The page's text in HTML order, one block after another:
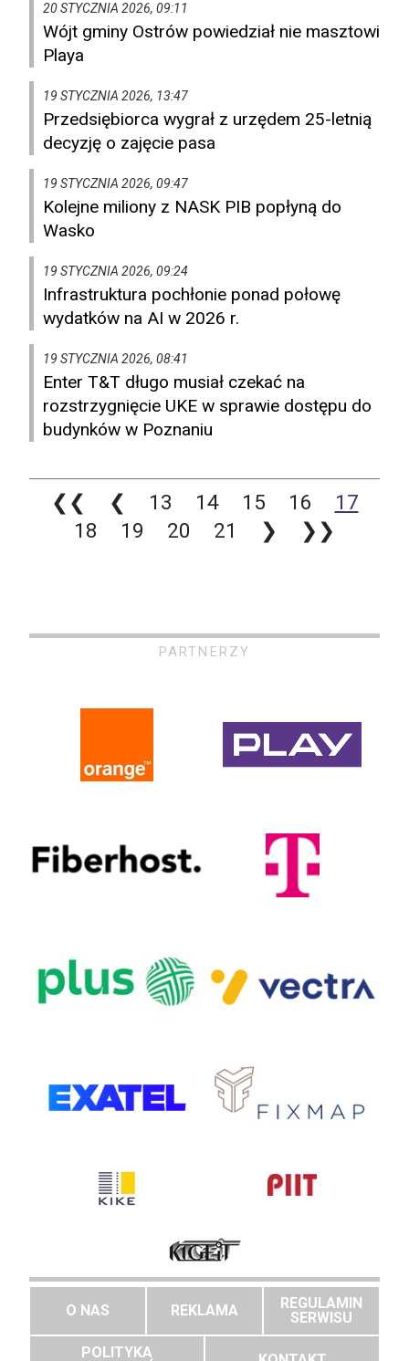
20 STYCZNIA 2026, 09:11
Wójt gminy Ostrów powiedział nie masztowi
Playa
19 STYCZNIA 2026, 13:47
Przedsiębiorca wygrał z urzędem 25-letnią
decyzję o zajęcie pasa
19 STYCZNIA 2026, 09:47
Kolejne miliony z NASK PIB popłyną do
Wasko
19 STYCZNIA 2026, 09:24
Infrastruktura pochłonie ponad połowę
wydatków na AI w 2026 r.
19 STYCZNIA 2026, 08:41
Enter T&T długo musiał czekać na
rozstrzygnięcie UKE w sprawie dostępu do
budynków w Poznaniu
❮❮ ❮ 13 14 15 16
17
18
19 20 21 ❯ ❯❯
PARTNERZY
O NAS REKLAMA
REGULAMIN
SERWISU
POLITYKA